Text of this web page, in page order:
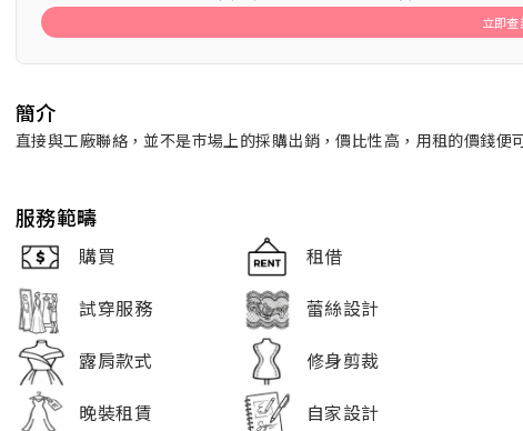
立即
簡介
直接與工廠聯絡，並不是巿場上的採購出銷，價比性高，用租的價錢便
服務範疇
購買
租借
試穿服務
蕾絲設計
露肩款式
修身剪裁
晚裝租賃
自家設計